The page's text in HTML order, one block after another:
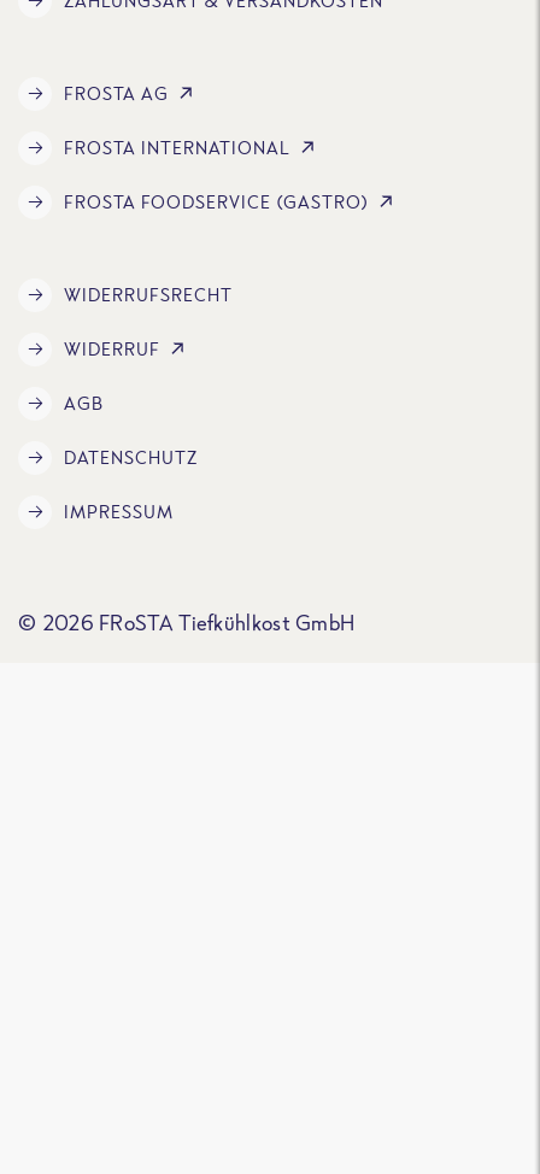
FROSTA AG
FROSTA INTERNATIONAL
FROSTA FOODSERVICE (GASTRO)
WIDERRUFSRECHT
WIDERRUF
AGB
DATENSCHUTZ
IMPRESSUM
© 2026 FRoSTA Tiefkühlkost GmbH